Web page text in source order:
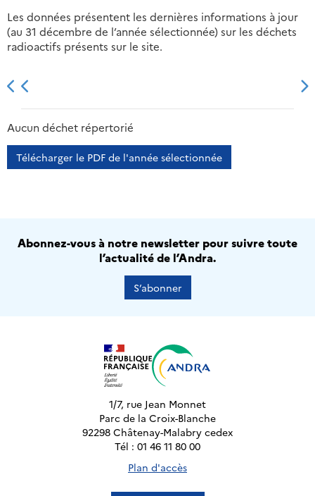
Les données présentent les dernières informations à jour
(au 31 décembre de l’année sélectionnée) sur les déchets
radioactifs présents sur le site.
2013 2014
Aucun déchet répertorié
Télécharger le PDF de l'année sélectionnée
Abonnez-vous à notre newsletter pour suivre toute
l’actualité de l’Andra.
S’abonner
1/7, rue Jean Monnet
Parc de la Croix-Blanche
92298 Châtenay-Malabry cedex
Tél : 01 46 11 80 00
Plan d'accès